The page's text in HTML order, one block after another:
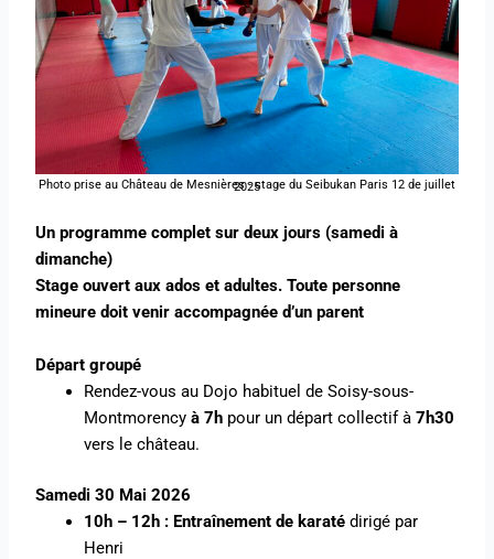
Photo prise au Château de Mesnières - stage du Seibukan Paris 12 de juillet 2025
Un programme complet sur deux jours (samedi à
dimanche)
Stage ouvert aux ados et adultes. Toute personne
mineure doit venir accompagnée d’un parent
Départ groupé
Rendez-vous au Dojo habituel de Soisy-sous-
Montmorencyà 7h pour un départ collectif à7h30
vers le château.
Samedi 30 Mai 2026
10h – 12h : Entraînement de karaté dirigé par
Henri